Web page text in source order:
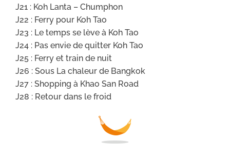
J21 : Koh Lanta – Chumphon
J22 : Ferry pour Koh Tao
J23 : Le temps se lève à Koh Tao
J24 : Pas envie de quitter Koh Tao
J25 : Ferry et train de nuit
J26 : Sous La chaleur de Bangkok
J27 : Shopping à Khao San Road
J28 : Retour dans le froid